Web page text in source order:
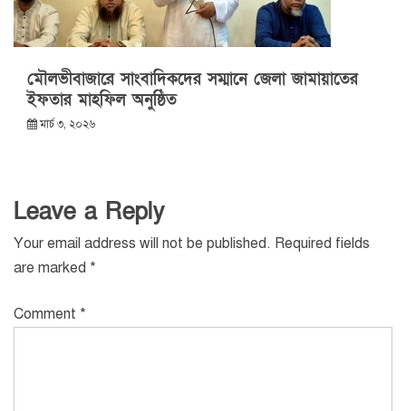
মৌলভীবাজারে সাংবাদিকদের সম্মানে জেলা জামায়াতের
ইফতার মাহফিল অনুষ্ঠিত
মার্চ ৩, ২০২৬
Leave a Reply
Your email address will not be published. Required fields
are marked *
Comment *